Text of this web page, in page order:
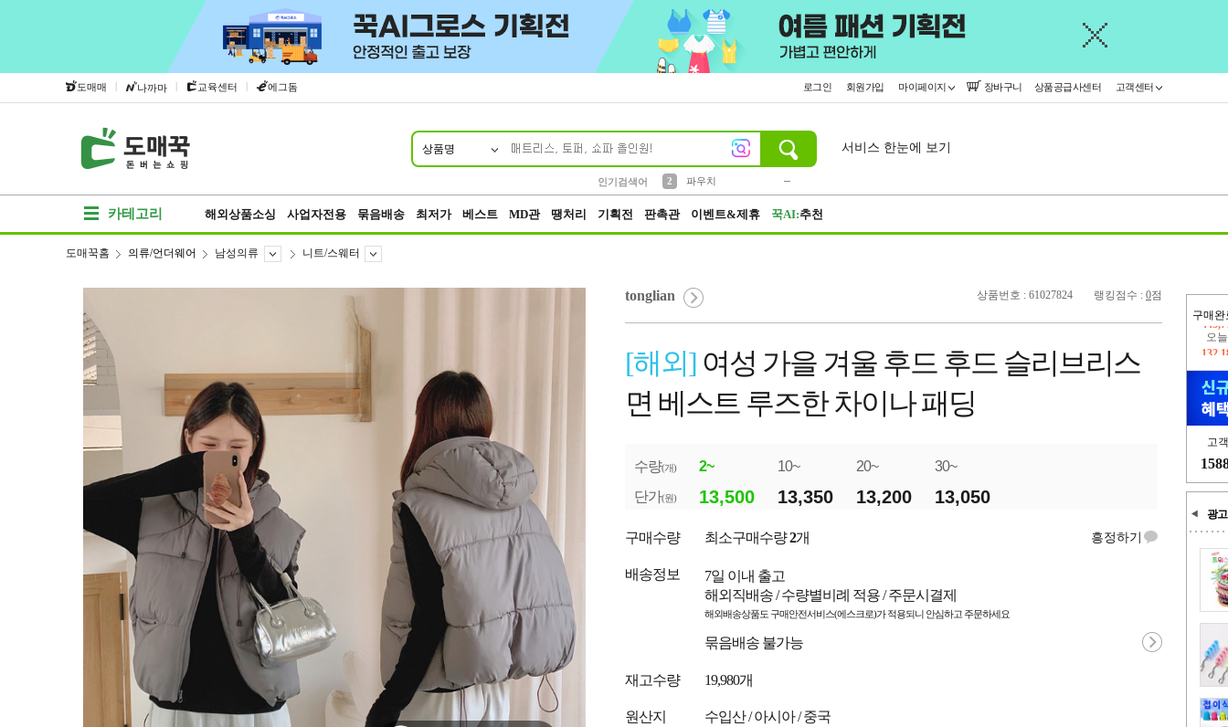
도매매 | 나까마 | 교육센터 | 에그돔 로그인 회원가입 마이페이지 장바구니 상품공급사센터 고객센터
상품명
인기검색어
2
파우치
서비스 한눈에 보기
카테고리 해외상품소싱 사업자전용 묶음배송 최저가 베스트 MD관 땡처리 기획전 판촉관 이벤트&제휴 꾹AI:추천
구매완
오
고
광고
도매꾹홈 의류/언더웨어 남성의류 니트/스웨터
상품번호 : 61027824 랭킹점수 : 0점
tonglian
[해외] 여성 가을 겨울 후드 후드 슬리브리스
면 베스트 루즈한 차이나 패딩
수량(개) 2~ 10~ 20~
30~
단가(원) 13,500 13,350 13,200 13,050
구매수량 최소구매수량2개 흥정하기
배송정보
7일 이내 출고
해외직배송 / 수량별비례 적용 / 주문시결제
해외배송상품도 구매안전서비스(에스크로)가 적용되니 안심하고 주문하세요
묶음배송 불가능
재고수량 19,980개
원산지 수입산 / 아시아 / 중국